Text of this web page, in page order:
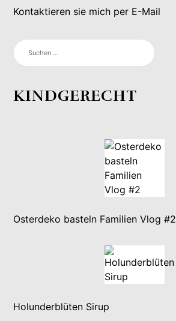
Kontaktieren sie mich per E-Mail
SUCHEN
NACH:
KINDGERECHT
Osterdeko basteln Familien Vlog #2
Holunderblüten Sirup